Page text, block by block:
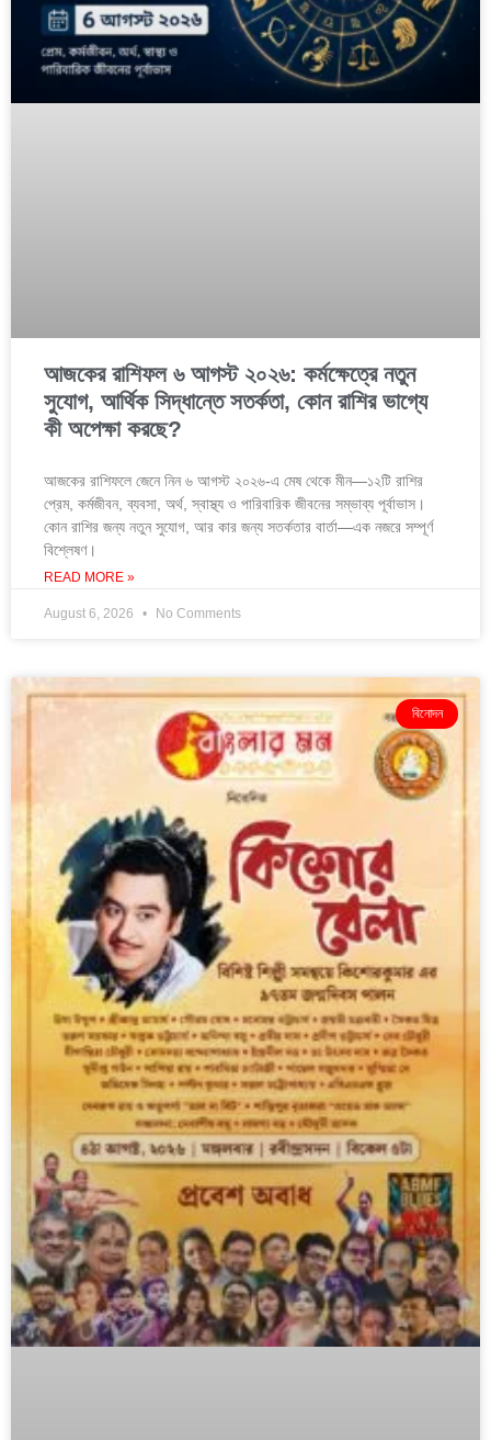
আজকের রাশিফল ৬ আগস্ট ২০২৬: কর্মক্ষেত্রে নতুন
সুযোগ, আর্থিক সিদ্ধান্তে সতর্কতা, কোন রাশির ভাগ্যে
কী অপেক্ষা করছে?
আজকের রাশিফলে জেনে নিন ৬ আগস্ট ২০২৬-এ মেষ থেকে মীন—১২টি রাশির
প্রেম, কর্মজীবন, ব্যবসা, অর্থ, স্বাস্থ্য ও পারিবারিক জীবনের সম্ভাব্য পূর্বাভাস।
কোন রাশির জন্য নতুন সুযোগ, আর কার জন্য সতর্কতার বার্তা—এক নজরে সম্পূর্ণ
বিশ্লেষণ।
READ MORE »
August 6, 2026 No Comments
বিনোদন